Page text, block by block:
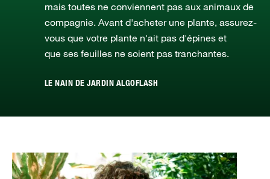
mais toutes ne conviennent pas aux animaux de
compagnie. Avant d'acheter une plante, assurez-
vous que votre plante n'ait pas d'épines et
que ses feuilles ne soient pas tranchantes.
LE NAIN DE JARDIN ALGOFLASH